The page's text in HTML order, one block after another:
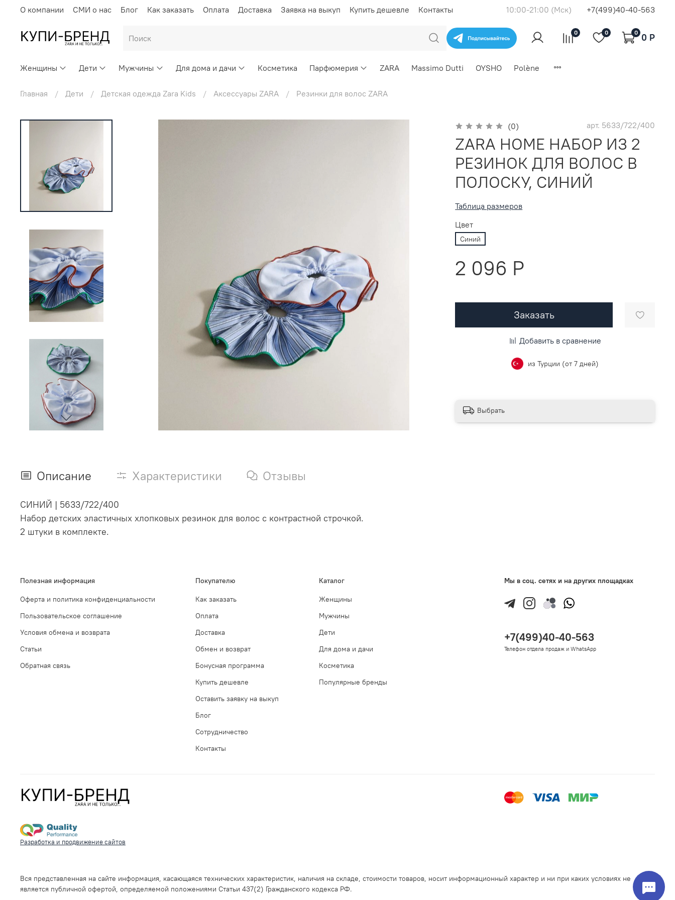
О компании СМИ о нас Блог Как заказать Оплата Доставка Заявка на выкуп Купить дешевле Контакты 10:00-21:00 (Мск) +7(499)40-40-563
0 0 0 0 P
Женщины Дети Мужчины Для дома и дачи Косметика Парфюмерия ZARA Massimo Dutti OYSHO Polène
Главная Дети Детская одежда Zara Kids Аксессуары ZARA Резинки для волос ZARA
(0) арт. 5633/722/400
ZARA HOME НАБОР ИЗ 2
РЕЗИНОК ДЛЯ ВОЛОС В
ПОЛОСКУ, СИНИЙ
Таблица размеров
Цвет
Синий
2 096 P
Заказать
Добавить в сравнение
из Турции (от 7 дней)
Выбрать
Описание Характеристики Отзывы
СИНИЙ | 5633/722/400
Набор детских эластичных хлопковых резинок для волос с контрастной строчкой.
2 штуки в комплекте.
Полезная информация
Оферта и политика конфиденциальности
Пользовательское соглашение
Условия обмена и возврата
Статьи
Обратная связь
Покупателю
Как заказать
Оплата
Доставка
Обмен и возврат
Бонусная программа
Купить дешевле
Оставить заявку на выкуп
Блог
Сотрудничество
Контакты
Каталог
Женщины
Мужчины
Дети
Для дома и дачи
Косметика
Популярные бренды
Мы в соц. сетях и на других площадках
+7(499)40-40-563
Телефон отдела продаж и WhatsApp
Разработка и продвижение сайтов
Вся представленная на сайте информация, касающаяся технических характеристик, наличия на складе, стоимости товаров, носит информационный характер и ни при каких условиях не
является публичной офертой, определяемой положениями Статьи 437(2) Гражданского кодекса РФ.